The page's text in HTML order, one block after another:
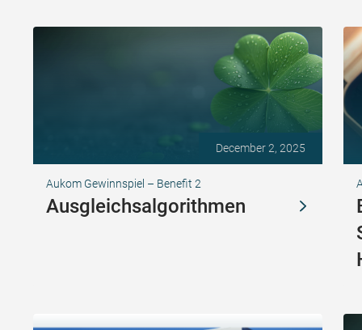
December 2, 2025
Aukom Gewinnspiel – Benefit 2
Ausgleichsalgorithmen